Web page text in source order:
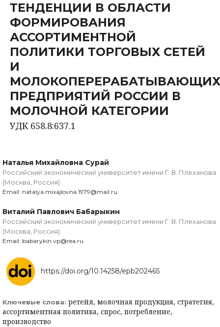
ТЕНДЕНЦИИ В ОБЛАСТИ
ФОРМИРОВАНИЯ
АССОРТИМЕНТНОЙ
ПОЛИТИКИ ТОРГОВЫХ СЕТЕЙ
И
МОЛОКОПЕРЕРАБАТЫВАЮЩИХ
ПРЕДПРИЯТИЙ РОССИИ В
МОЛОЧНОЙ КАТЕГОРИИ
УДК 658.8:637.1
Наталья Михайловна Сурай
Российский экономический университет имени Г. В. Плеханова
(Москва, Россия)
Email: natalya.mixajlovna.1979@mail.ru
Виталий Павлович Бабарыкин
Российский экономический университет имени Г. В. Плеханова
(Москва, Россия)
Email: babarykin.vp@rea.ru
https://doi.org/10.14258/epb202465
Ключевые слова: ретейл, молочная продукция, стратегия,
ассортиментная политика, спрос, потребление,
производство